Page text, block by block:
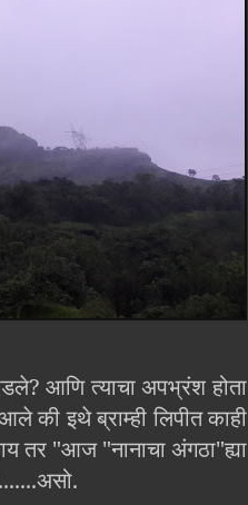
आणि त्याचा अपभ्रंश होता
की इथे ब्राम्ही लिपीत काही
तर "आज "नानाचा अंगठा"ह्या